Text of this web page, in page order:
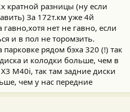
кратной разницы (ну если
За 172т.км уже 4й
гавно,хотя нет не гавно, если
и в пол не торомзить.
парковке рядом бэха 320 (!) так
и колодки больше, чем в
M40i, так там задние диски
чем у нас передние